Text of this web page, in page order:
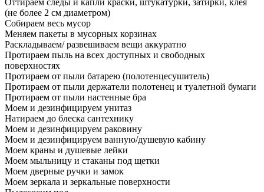
Оттираем следы и капли краски, штукатурки, затирки, клея
(не более 2 см диаметром)
Собираем весь мусор
Меняем пакеты в мусорных корзинах
Раскладываем/ развешиваем вещи аккуратно
Протираем пыль на всех доступных и свободных
поверхностях
Протираем от пыли батарею (полотенцесушитель)
Протираем от пыли держатели полотенец и туалетной бумаги
Протираем от пыли настенные бра
Моем и дезинфицируем унитаз
Натираем до блеска сантехнику
Моем и дезинфицируем раковину
Моем и дезинфицируем ванную/душевую кабину
Моем краны и душевые лейки
Моем мыльницу и стаканы под щетки
Моем дверные ручки и замок
Моем зеркала и зеркальные поверхности